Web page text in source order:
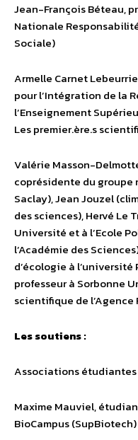
Jean-François Béteau,
Nationale
Sociale)
Armelle Carnet
pour l’Intégration de la
l’Enseignement
Les premier.ère.s
Valérie Masson-
coprésidente du groupe
Saclay), Jean Jouzel
des sciences), Hervé Le
Université et à l’Ecole
l’Académie des
d’écologie à l’université
professeur à Sorbonne
scientifique de
Les soutiens :
Associations étudiantes
Maxime Mauviel,
BioCampus (SupBiotech)